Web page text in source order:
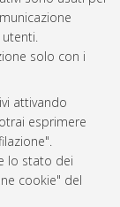
solo con i
attivando
esprimere
lo stato dei
cookie" del